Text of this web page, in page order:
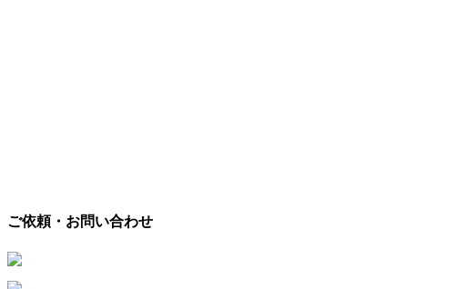
ご依頼・お問い合わせ